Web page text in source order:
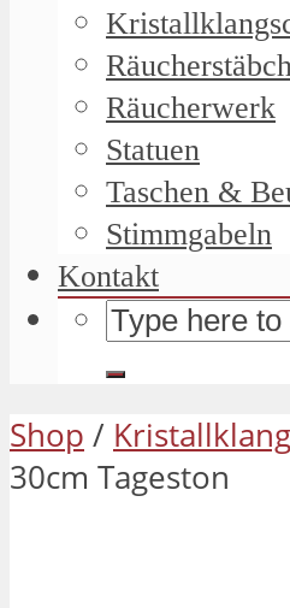
Räucherwerk
Statuen
Taschen &
Stimmgabeln
Kontakt
Shop /
30cm Tageston